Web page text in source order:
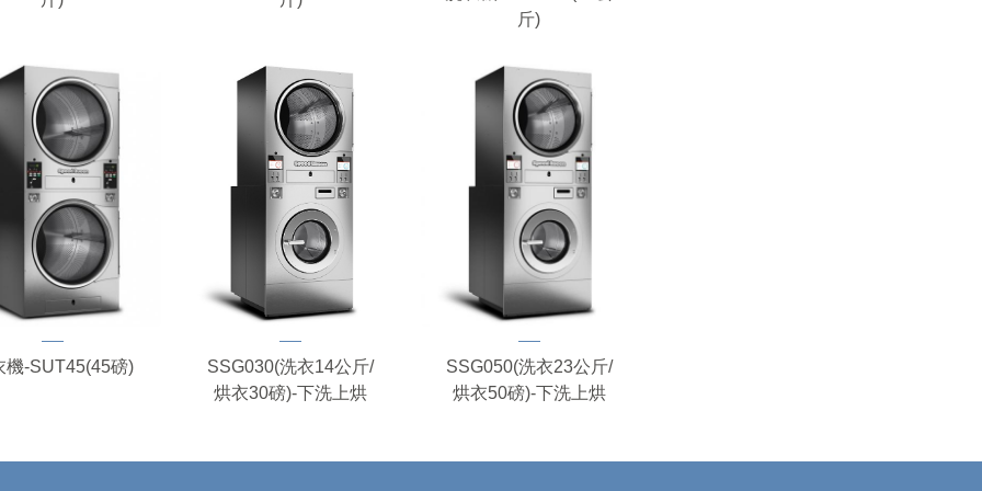
斤)
機-SUT45(45磅)
SSG030(洗衣14公斤/
烘衣30磅)-下洗上烘
SSG050(洗衣23公斤/
烘衣50磅)-下洗上烘